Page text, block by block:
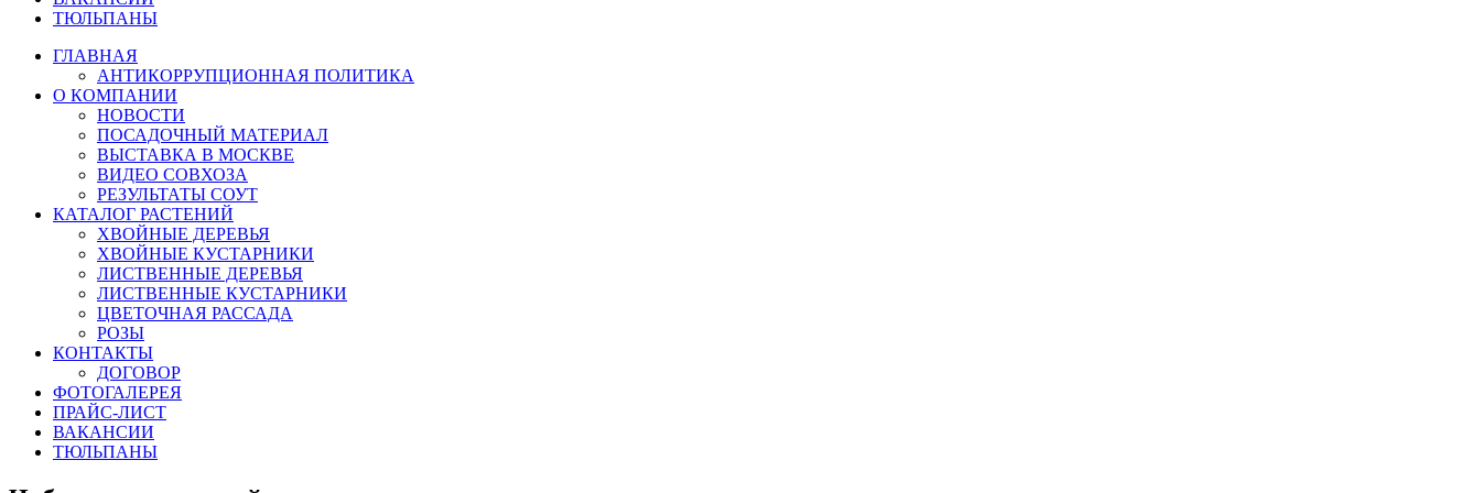
ТЮЛЬПАНЫ
ГЛАВНАЯ
АНТИКОРРУПЦИОННАЯ ПОЛИТИКА
О КОМПАНИИ
НОВОСТИ
ПОСАДОЧНЫЙ МАТЕРИАЛ
ВЫСТАВКА В МОСКВЕ
ВИДЕО СОВХОЗА
РЕЗУЛЬТАТЫ СОУТ
КАТАЛОГ РАСТЕНИЙ
ХВОЙНЫЕ ДЕРЕВЬЯ
ХВОЙНЫЕ КУСТАРНИКИ
ЛИСТВЕННЫЕ ДЕРЕВЬЯ
ЛИСТВЕННЫЕ КУСТАРНИКИ
ЦВЕТОЧНАЯ РАССАДА
РОЗЫ
КОНТАКТЫ
ДОГОВОР
ФОТОГАЛЕРЕЯ
ПРАЙС-ЛИСТ
ВАКАНСИИ
ТЮЛЬПАНЫ